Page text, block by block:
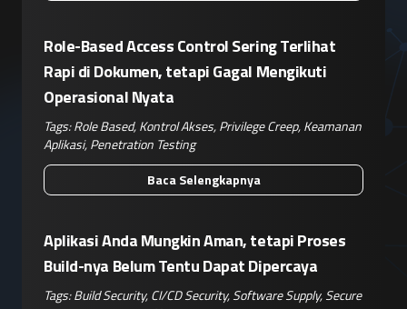
Role-Based Access Control Sering Terlihat
Rapi di Dokumen, tetapi Gagal Mengikuti
Operasional Nyata
Tags:Role Based,Kontrol Akses,Privilege Creep,Keamanan
Aplikasi,Penetration Testing
Baca Selengkapnya
Aplikasi Anda Mungkin Aman, tetapi Proses
Build-nya Belum Tentu Dapat Dipercaya
Tags:Build Security,CI/CD Security,Software Supply,Secure